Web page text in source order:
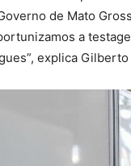
de Mato
a
explica